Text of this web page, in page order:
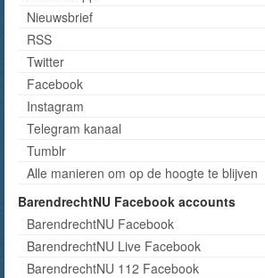
Nieuwsbrief
RSS
Twitter
Facebook
Instagram
Telegram kanaal
Tumblr
Alle manieren om op de hoogte te blijven
BarendrechtNU Facebook accounts
BarendrechtNU Facebook
BarendrechtNU Live Facebook
BarendrechtNU 112 Facebook